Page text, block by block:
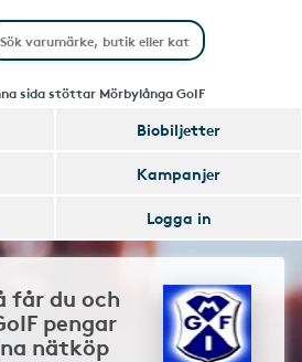
sida stöttar Mörbylånga GoIF
Biobiljetter
Kampanjer
Logga in
får du och
pengar
nätköp